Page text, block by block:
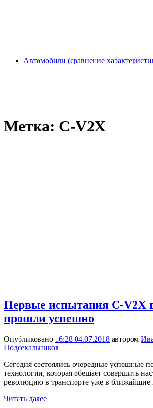
Автомобили (сравнение
Метка: C-V2X
Первые испытания C-V2X
прошли успешно
Опубликовано 16:28 04.07.2018 автором
Подсекальников
Сегодня состоялись очередные успешные
технологии, которая обещает совершить
революцию в транспорте уже в ближайшие
Читать далее